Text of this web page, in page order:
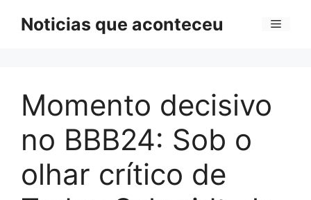
Noticias que aconteceu Menu
Momento decisivo
no BBB24: Sob o
olhar crítico de